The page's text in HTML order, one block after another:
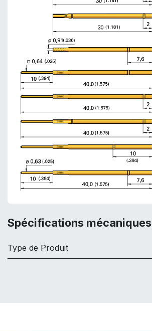
Spécifications mécaniques
Type de Produit